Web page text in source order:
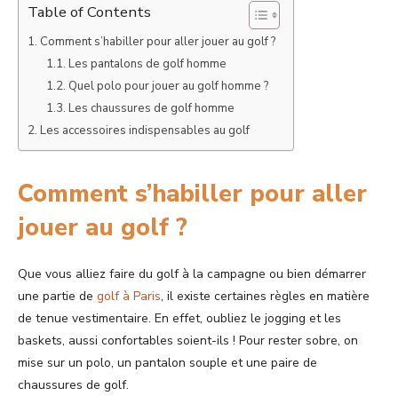
Table of Contents
Comment s’habiller pour aller jouer au golf ?
Les pantalons de golf homme
Quel polo pour jouer au golf homme ?
Les chaussures de golf homme
Les accessoires indispensables au golf
Comment s’habiller pour aller
jouer au golf ?
Que vous alliez faire du golf à la campagne ou bien démarrer
une partie de golf à Paris, il existe certaines règles en matière
de tenue vestimentaire. En effet, oubliez le jogging et les
baskets, aussi confortables soient-ils ! Pour rester sobre, on
mise sur un polo, un pantalon souple et une paire de
chaussures de golf.